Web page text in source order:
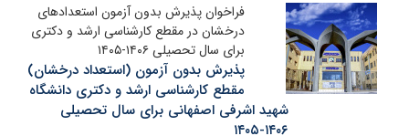
فراخوان پذیرش بدون آزمون استعدادهای
درخشان در مقطع کارشناسی ارشد و دکتری
برای سال تحصیلی ۱۴۰۶-۱۴۰۵
پذیرش بدون آزمون (استعداد درخشان)
مقطع کارشناسی ارشد و دکتری دانشگاه
شهید اشرفی اصفهانی برای سال تحصیلی
۱۴۰۶-۱۴۰۵